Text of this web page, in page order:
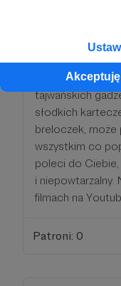
Na pewno lubisz
szacowne
tajwańskich
słodkich
breloczek, może
wszystkim co
poleci do
i
filmach na
Patroni: 0